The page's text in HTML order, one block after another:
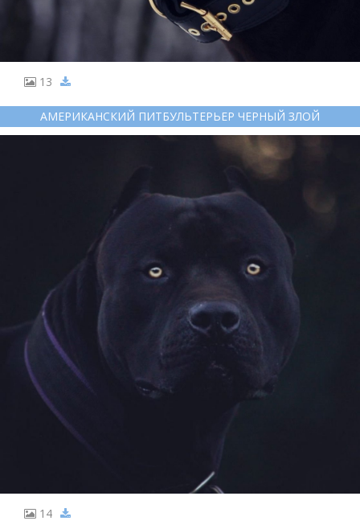
13
АМЕРИКАНСКИЙ ПИТБУЛЬТЕРЬЕР ЧЕРНЫЙ ЗЛОЙ
14